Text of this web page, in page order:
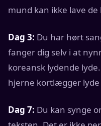
mund kan ikke lave
Dag 3: Du har hørt
fanger dig selv i at
koreansk lydende
hjerne kortlægger
Dag 7: Du kan synge